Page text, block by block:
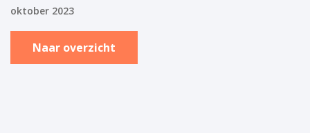
oktober 2023
Naar overzicht